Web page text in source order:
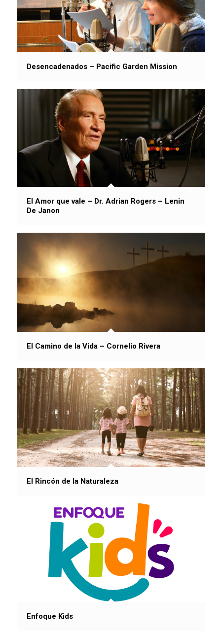
Desencadenados – Pacific Garden Mission
El Amor que vale – Dr. Adrian Rogers – Lenin
De Janon
El Camino de la Vida – Cornelio Rivera
El Rincón de la Naturaleza
Enfoque Kids